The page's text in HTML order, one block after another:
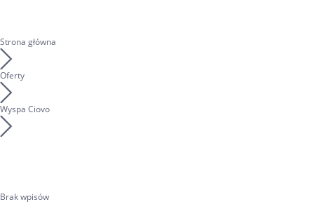
Strona główna
Oferty
Wyspa Ciovo
Brak wpisów